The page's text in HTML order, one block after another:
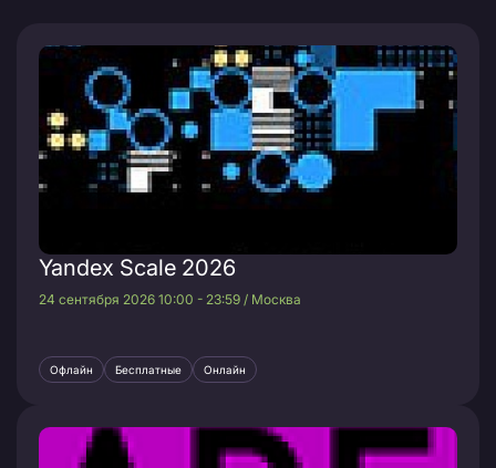
Yandex Scale 2026
24 сентября 2026 10:00 - 23:59 / Москва
Офлайн Бесплатные Онлайн